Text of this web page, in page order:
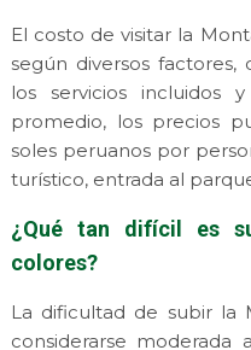
El costo de visitar la
según diversos
los servicios incluidos
promedio, los precios
soles peruanos por
turístico, entrada al
¿Qué tan difícil es
colores?
La dificultad de subir la
considerarse